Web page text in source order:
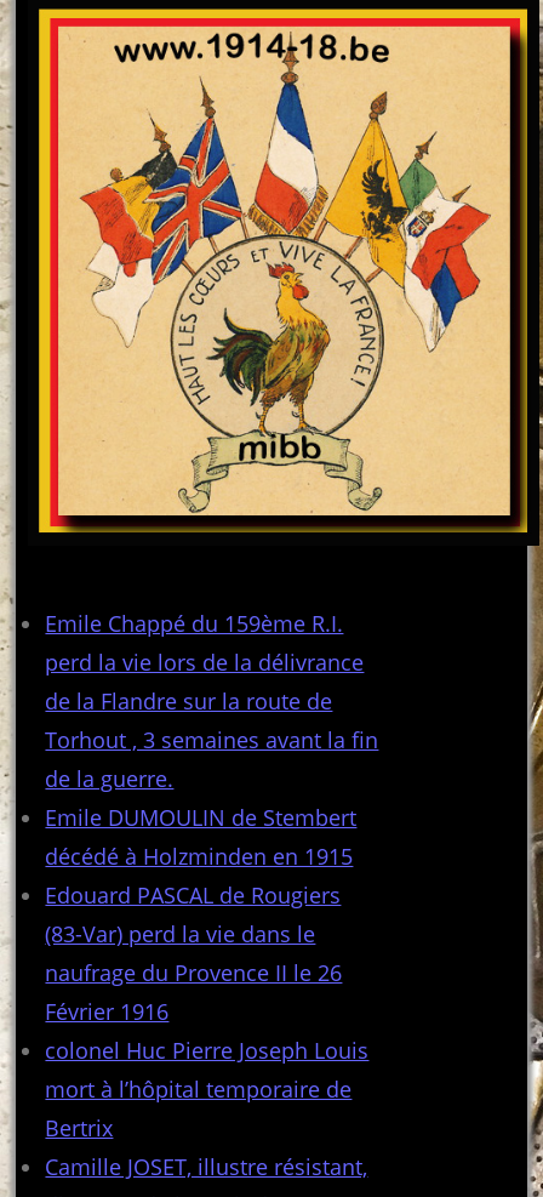
Emile Chappé du 159ème R.I.
perd la vie lors de la délivrance
de la Flandre sur la route de
Torhout , 3 semaines avant la fin
de la guerre.
Emile DUMOULIN de Stembert
décédé à Holzminden en 1915
Edouard PASCAL de Rougiers
(83-Var) perd la vie dans le
naufrage du Provence II le 26
Février 1916
colonel Huc Pierre Joseph Louis
mort à l’hôpital temporaire de
Bertrix
Camille JOSET, illustre résistant,